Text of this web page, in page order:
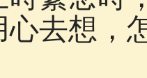
心去想，